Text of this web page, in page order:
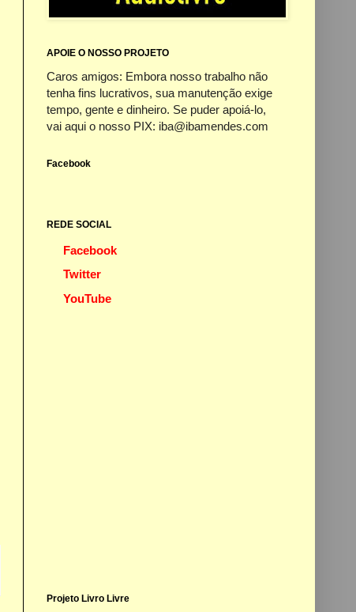
APOIE O NOSSO PROJETO
Caros amigos: Embora nosso trabalho não
tenha fins lucrativos, sua manutenção exige
tempo, gente e dinheiro. Se puder apoiá-lo,
vai aqui o nosso PIX: iba@ibamendes.com
Facebook
REDE SOCIAL
Facebook
Twitter
YouTube
Projeto Livro Livre